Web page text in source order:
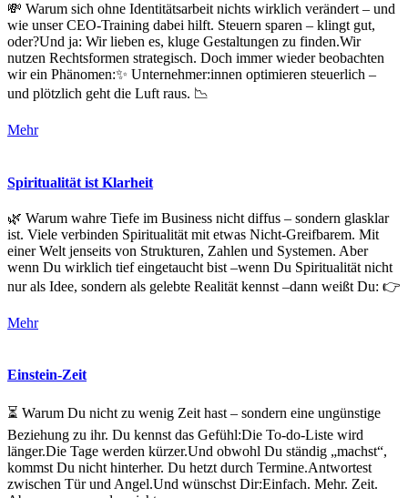
💸 Warum sich ohne Identitätsarbeit nichts wirklich verändert – und
wie unser CEO-Training dabei hilft. Steuern sparen – klingt gut,
oder?Und ja: Wir lieben es, kluge Gestaltungen zu finden.Wir
nutzen Rechtsformen strategisch. Doch immer wieder beobachten
wir ein Phänomen:✨ Unternehmer:innen optimieren steuerlich –
und plötzlich geht die Luft raus. 📉
Mehr
Spiritualität ist Klarheit
🌿 Warum wahre Tiefe im Business nicht diffus – sondern glasklar
ist. Viele verbinden Spiritualität mit etwas Nicht-Greifbarem. Mit
einer Welt jenseits von Strukturen, Zahlen und Systemen. Aber
wenn Du wirklich tief eingetaucht bist –wenn Du Spiritualität nicht
nur als Idee, sondern als gelebte Realität kennst –dann weißt Du: 👉
Mehr
Einstein-Zeit
⏳ Warum Du nicht zu wenig Zeit hast – sondern eine ungünstige
Beziehung zu ihr. Du kennst das Gefühl:Die To-do-Liste wird
länger.Die Tage werden kürzer.Und obwohl Du ständig „machst“,
kommst Du nicht hinterher. Du hetzt durch Termine.Antwortest
zwischen Tür und Angel.Und wünschst Dir:Einfach. Mehr. Zeit.